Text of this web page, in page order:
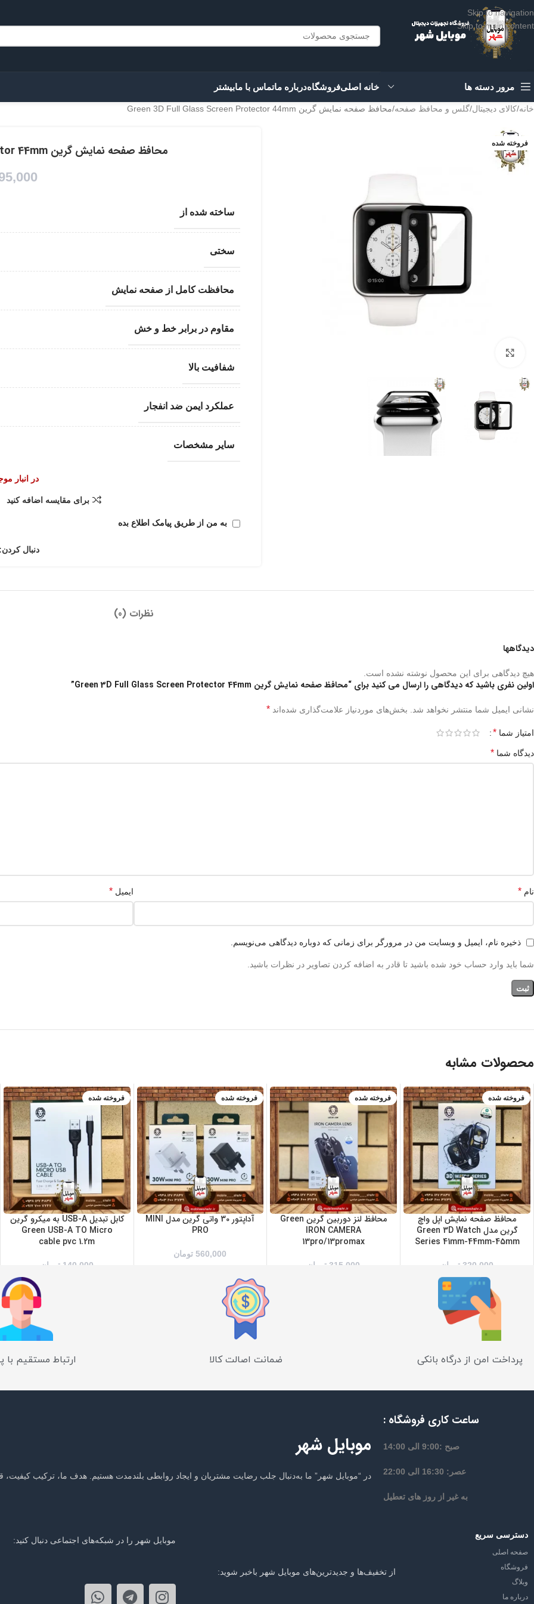
Skip to navigation
Skip to main content
مرور دسته ها خانه اصلیفروشگاهدرباره ماتماس با مابیشتر
خانه کالای دیجیتال گلس و محافظ صفحه محافظ صفحه نمایش گرین Green 3D Full Glass Screen Protector 44mm
فروخته شده محافظ صفحه نمایش گرین Green 3D Full Glass Screen Protector 44mm
ساخته شده از
سختی
محافظت کامل از صفحه نمایش
مقاوم در برابر خط و خش
شفافیت بالا
عملکرد ایمن ضد انفجار
سایر مشخصات
در انبار
برای مقایسه اضافه کنید
به من از طریق پیامک اطلاع بده
دنبال کردن:
نظرات (0)
دیدگاهها
هیچ دیدگاهی برای این محصول نوشته نشده است.
اولین نفری باشید که دیدگاهی را ارسال می کنید برای “محافظ صفحه نمایش گرین Green 3D Full Glass Screen Protector 44mm”
نشانی ایمیل شما منتشر نخواهد شد. بخش‌های موردنیاز علامت‌گذاری شده‌اند *
امتیاز شما *
دیدگاه شما *
نام * ایمیل *
ذخیره نام، ایمیل و وبسایت من در مرورگر برای زمانی که دوباره دیدگاهی می‌نویسم.
شما باید وارد حساب خود شده باشید تا قادر به اضافه کردن تصاویر در نظرات باشید.
محصولات مشابه
فروخته شده
محافظ صفحه نمایش اپل واچ
گرین مدل Green 3D Watch
Series 41mm-44mm-45mm
320,000 تومان
فروخته شده
سبز
طلایی
مشکی
نقره ای
محافظ لنز دوربین گرین Green
IRON CAMERA
13pro/13promax
315,000 تومان
فروخته شده
مشکی
آداپتور 30 واتی گرین مدل MINI
PRO
560,000 تومان
فروخته شده
کابل تبدیل USB-A به میکرو گرین
Green USB-A TO Micro
cable pvc 1.2m
140,000 تومان
پرداخت امن از درگاه بانکی ضمانت اصالت کالا ارتباط مستقیم با
ساعت کاری فروشگاه :
صبح :9:00 الی 14:00
عصر: 16:30 الی 22:00
به غیر از روز های تعطیل
موبایل شهر
در “موبایل شهر” ما به‌دنبال جلب رضایت مشتریان و ایجاد روابطی بلندمدت هستیم. هدف ما، ترکیب
دسترسی سریع
صفحه اصلی
فروشگاه
وبلاگ
درباره ما
از تخفیف‌ها و جدیدترین‌های موبایل شهر باخبر شوید:
موبایل شهر را در شبکه‌های اجتماعی دنبال کنید: